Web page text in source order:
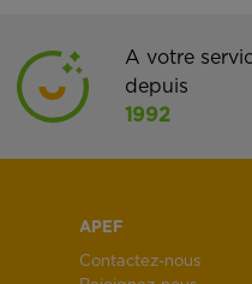
A votre
depuis
1992
APEF
Contactez-nous